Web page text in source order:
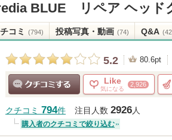
BLUE リペア ヘッド
コミ (794) 投稿写真・動画 (74) Q&A
5.2 80.6pt
Like
気になる
2,926
クチコミ 794件 注目人数 2926人
購入者のクチコミで絞り込む